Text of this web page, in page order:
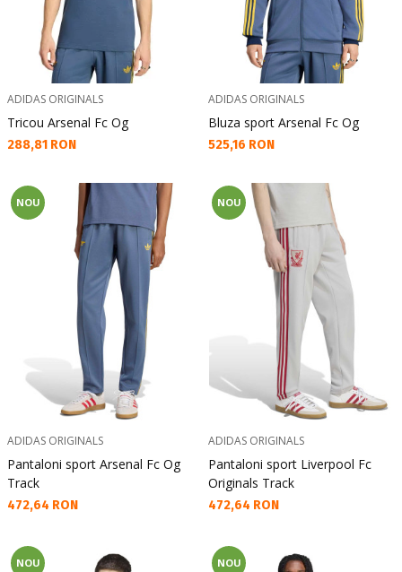
ADIDAS ORIGINALS
Tricou Arsenal Fc Og
Текуща цена:
288,81 RON
ADIDAS ORIGINALS
Bluza sport Arsenal Fc Og
Текуща цена:
525,16 RON
NOU
ADIDAS ORIGINALS
Pantaloni sport Arsenal Fc Og
Track
Текуща цена:
472,64 RON
NOU
ADIDAS ORIGINALS
Pantaloni sport Liverpool Fc
Originals Track
Текуща цена:
472,64 RON
NOU NOU